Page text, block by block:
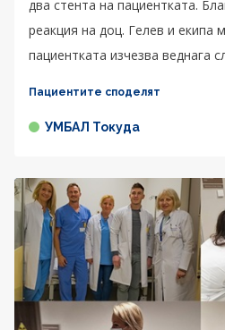
два стента на пациентката.
реакция на доц. Гелев и екипа
пациентката изчезва веднага
Пациентите споделят
УМБАЛ Токуда